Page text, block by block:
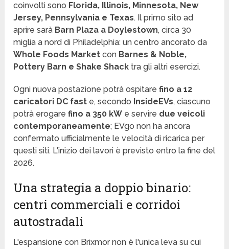
coinvolti sono Florida, Illinois, Minnesota, New
Jersey, Pennsylvania e Texas. Il primo sito ad
aprire sarà Barn Plaza a Doylestown, circa 30
miglia a nord di Philadelphia: un centro ancorato da
Whole Foods Market con Barnes & Noble,
Pottery Barn e Shake Shack tra gli altri esercizi.
Ogni nuova postazione potrà ospitarefino a 12
caricatori DC fast e, secondo InsideEVs, ciascuno
potrà erogarefino a 350 kW e servire due veicoli
contemporaneamente; EVgo non ha ancora
confermato ufficialmente le velocità di ricarica per
questi siti. L'inizio dei lavori è previsto entro la fine del
2026.
Una strategia a doppio binario:
centri commerciali e corridoi
autostradali
L'espansione con Brixmor non è l'unica leva su cui